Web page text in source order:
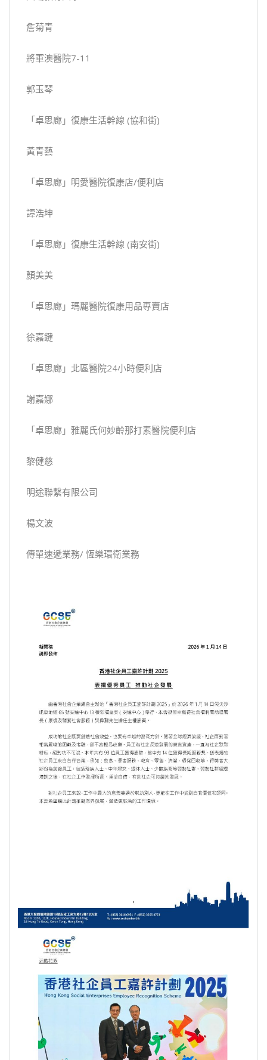
詹菊青
將軍澳醫院7-11
郭玉琴
「卓思廊」復康生活幹線 (協和街)
黃青藝
「卓思廊」明愛醫院復康店/便利店
譚浩坤
「卓思廊」復康生活幹線 (南安街)
顏美美
「卓思廊」瑪麗醫院復康用品專賣店
徐嘉鍵
「卓思廊」北區醫院24小時便利店
謝嘉娜
「卓思廊」雅麗氏何妙齡那打素醫院便利店
黎健慈
明途聯繫有限公司
楊文波
傳單速遞業務/ 恆樂環衛業務